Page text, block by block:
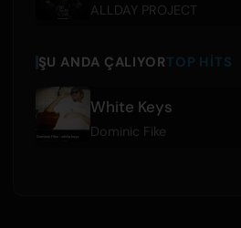
ALLDAY PROJECT
ŞU ANDA ÇALIYORTOP HITS
White Keys
Dominic Fike